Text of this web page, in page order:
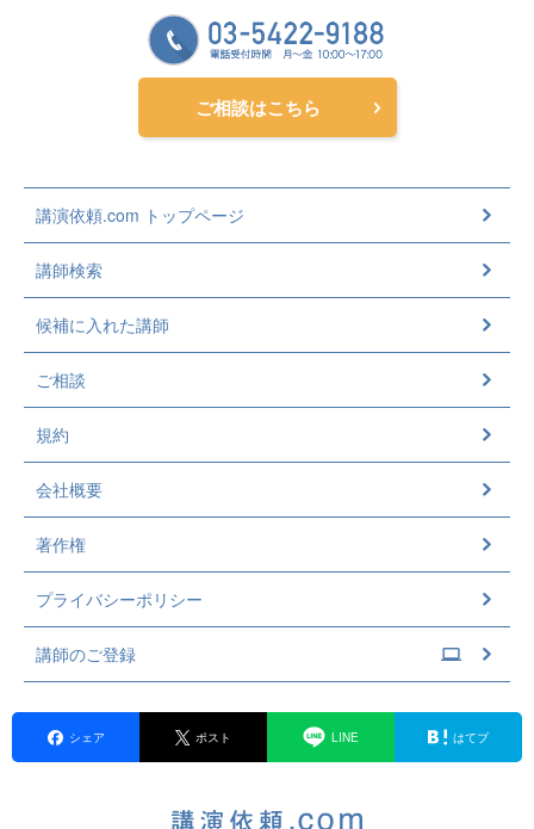
ご相談はこちら
講演依頼.com トップページ
講師検索
候補に入れた講師
ご相談
規約
会社概要
著作権
プライバシーポリシー
講師のご登録
シェア ポスト LINE はてブ